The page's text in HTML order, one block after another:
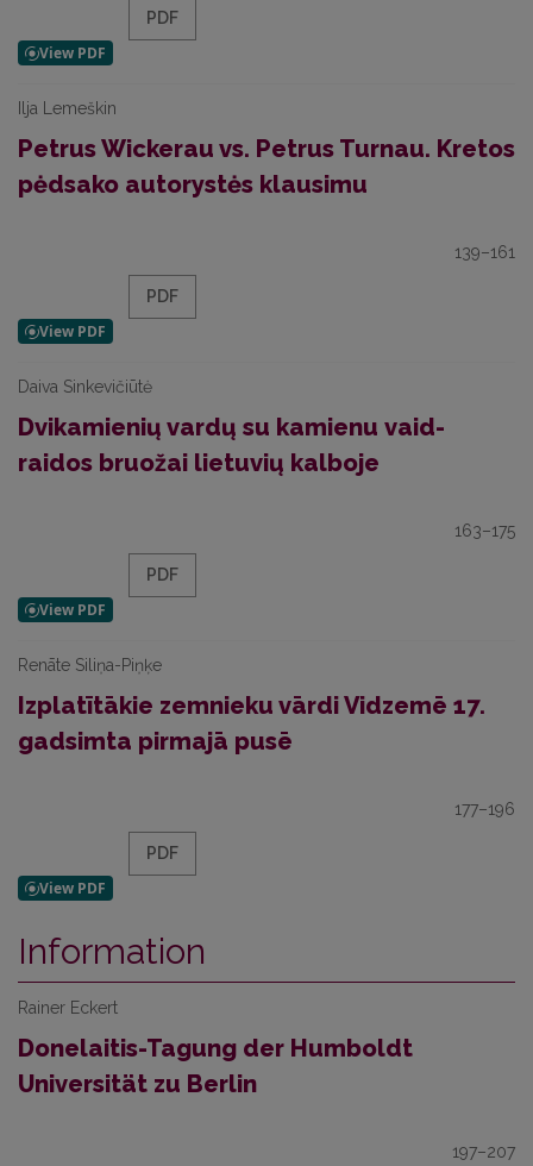
PDF
Ilja Lemeškin
Petrus Wickerau vs. Petrus Turnau. Kretos
pėdsako autorystės klausimu
139–161
PDF
Daiva Sinkevičiūtė
Dvikamienių vardų su kamienu vaid-
raidos bruožai lietuvių kalboje
163–175
PDF
Renāte Siliņa-Piņķe
Izplatītākie zemnieku vārdi Vidzemē 17.
gadsimta pirmajā pusē
177–196
PDF
Information
Rainer Eckert
Donelaitis-Tagung der Humboldt
Universität zu Berlin
197–207